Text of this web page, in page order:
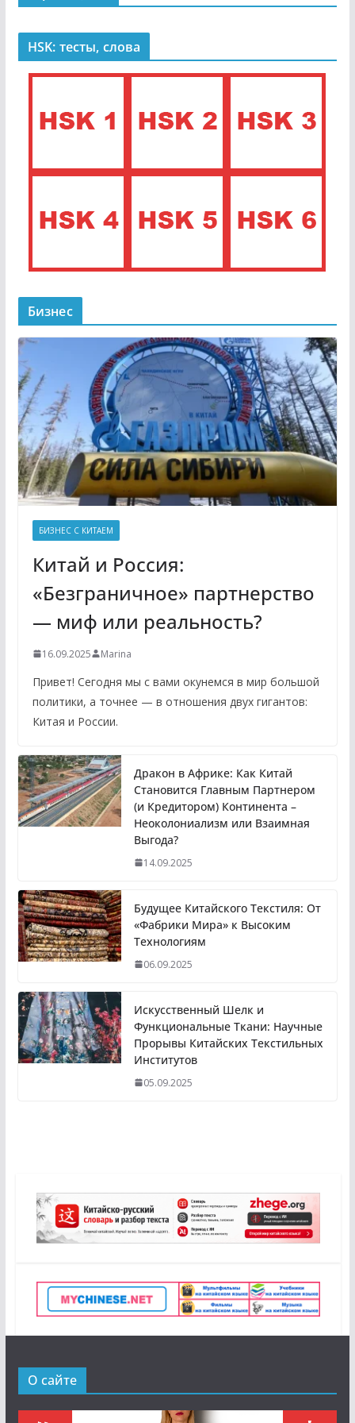
HSK: тесты, слова
Бизнес
БИЗНЕС С КИТАЕМ
Китай и Россия:
«Безграничное» партнерство
— миф или реальность?
16.09.2025 Marina
Привет! Сегодня мы с вами окунемся в мир большой
политики, а точнее — в отношения двух гигантов:
Китая и России.
Дракон в Африке: Как Китай
Становится Главным Партнером
(и Кредитором) Континента –
Неоколониализм или Взаимная
Выгода?
14.09.2025
Будущее Китайского Текстиля: От
«Фабрики Мира» к Высоким
Технологиям
06.09.2025
Искусственный Шелк и
Функциональные Ткани: Научные
Прорывы Китайских Текстильных
Институтов
05.09.2025
О сайте